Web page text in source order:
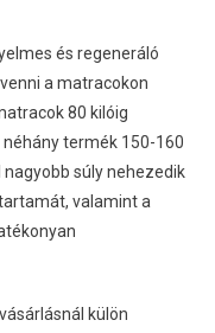
és regeneráló
a matracokon
80 kilóig
termék 150-160
súly nehezedik
valamint a
külön